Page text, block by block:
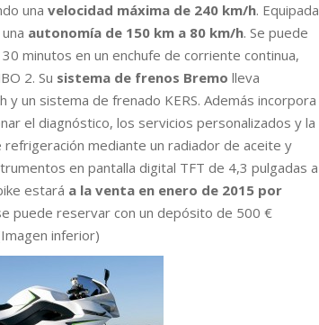
una velocidad máxima de 240 km/h. Equipada
autonomía de 150 km a 80 km/h. Se puede
minutos en un enchufe de corriente continua,
2. Su sistema de frenos Bremo lleva
un sistema de frenado KERS. Además incorpora
el diagnóstico, los servicios personalizados y la
mediante un radiador de aceite y
en pantalla digital TFT de 4,3 pulgadas a
estará a la venta en enero de 2015 por
puede reservar con un depósito de 500 €
inferior)